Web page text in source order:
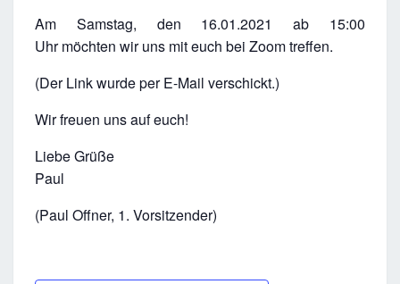
Am Samstag, den 16.01.2021 ab 15:00
Uhr möchten wir uns mit euch bei Zoom treffen.
(Der Link wurde per E-Mail verschickt.)
Wir freuen uns auf euch!
Liebe Grüße
Paul
(Paul Offner, 1. Vorsitzender)